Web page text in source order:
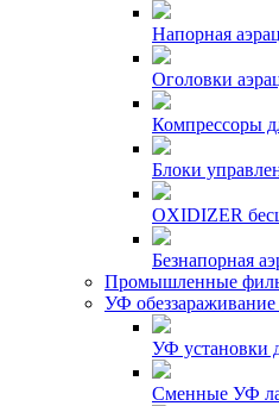
Напорная
Оголовки
Компрессоры
Блоки
OXIDIZER
Безнапорная
Промышленные
УФ
УФ установки
Сменные УФ